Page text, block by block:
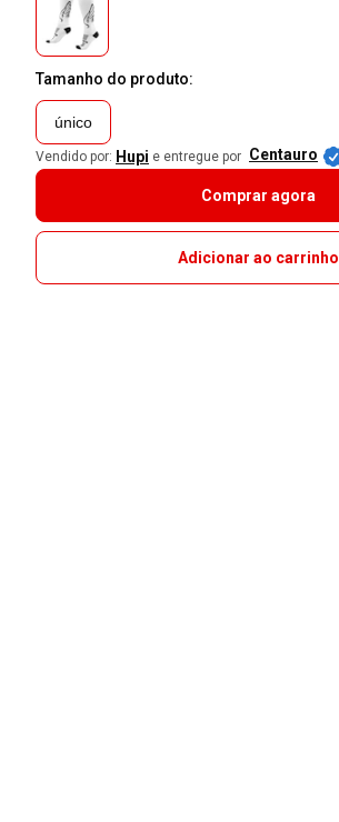
Tamanho do produto:
único
Vendido por: Hupi e entregue por Centauro
Comprar agora
Adicionar ao carrinho